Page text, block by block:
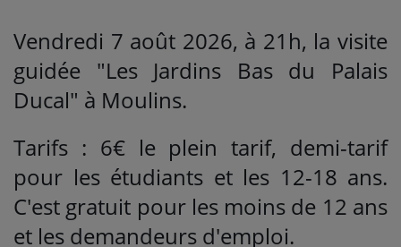
Titres diffusés
Se connecter
Vendredi 7 août 2026, à 21h, la visite
guidée "Les Jardins Bas du Palais
Ducal" à Moulins.
Tarifs : 6€ le plein tarif, demi-tarif
pour les étudiants et les 12-18 ans.
C'est gratuit pour les moins de 12 ans
et les demandeurs d'emploi.